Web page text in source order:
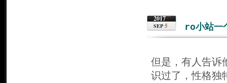
2017
SEP 5 ro小站一
但是，有人告诉
识过了，性格独